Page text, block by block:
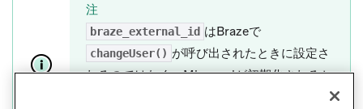
注
braze_external_id はBrazeで
changeUser() が呼び出されたときに設定さ
れるのではなく、Mixpanelが初期化されるか